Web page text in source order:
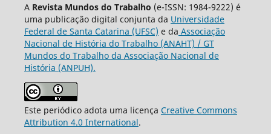
A Revista Mundos do Trabalho (e-ISSN: 1984-9222) é
uma publicação digital conjunta da Universidade
Federal de Santa Catarina (UFSC) e da Associação
Nacional de História do Trabalho (ANAHT) / GT
Mundos do Trabalho da Associação Nacional de
História (ANPUH).
Este periódico adota uma licença Creative Commons
Attribution 4.0 International.